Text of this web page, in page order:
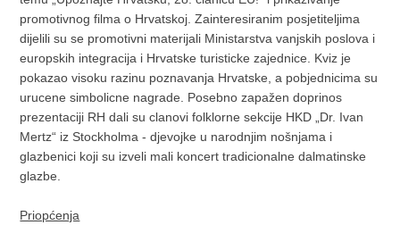
promotivnog filma o Hrvatskoj. Zainteresiranim posjetiteljima
dijelili su se promotivni materijali Ministarstva vanjskih poslova i
europskih integracija i Hrvatske turisticke zajednice. Kviz je
pokazao visoku razinu poznavanja Hrvatske, a pobjednicima su
urucene simbolicne nagrade. Posebno zapažen doprinos
prezentaciji RH dali su clanovi folklorne sekcije HKD „Dr. Ivan
Mertz“ iz Stockholma - djevojke u narodnjim nošnjama i
glazbenici koji su izveli mali koncert tradicionalne dalmatinske
glazbe.
Priopćenja